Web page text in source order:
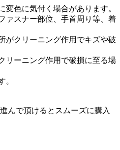
色に気付く場合があります。
ァスナー部位、手首周り等、着
がクリーニング作用でキズや破
リーニング作用で破損に至る場
。
んで頂けるとスムーズに購入